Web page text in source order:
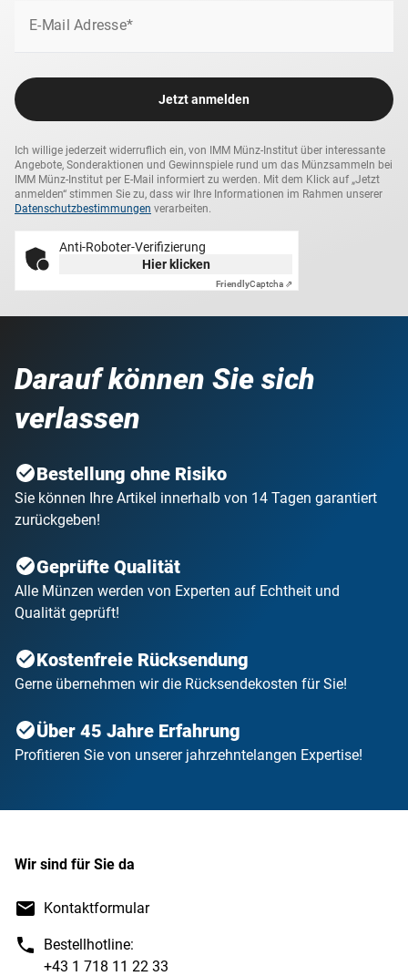
E-Mail Adresse*
Jetzt anmelden
Ich willige jederzeit widerruflich ein, von IMM Münz-Institut über interessante
Angebote, Sonderaktionen und Gewinnspiele rund um das Münzsammeln bei
IMM Münz-Institut per E-Mail informiert zu werden. Mit dem Klick auf „Jetzt
anmelden“ stimmen Sie zu, dass wir Ihre Informationen im Rahmen unserer
Datenschutzbestimmungen verarbeiten.
Anti-Roboter-Verifizierung
Hier klicken
FriendlyCaptcha ⇗
Darauf können Sie sich
verlassen
Bestellung ohne Risiko
Sie können Ihre Artikel innerhalb von 14 Tagen garantiert
zurückgeben!
Geprüfte Qualität
Alle Münzen werden von Experten auf Echtheit und
Qualität geprüft!
Kostenfreie Rücksendung
Gerne übernehmen wir die Rücksendekosten für Sie!
Über 45 Jahre Erfahrung
Profitieren Sie von unserer jahrzehntelangen Expertise!
Wir sind für Sie da
Kontaktformular
Bestellhotline:
+43 1 718 11 22 33